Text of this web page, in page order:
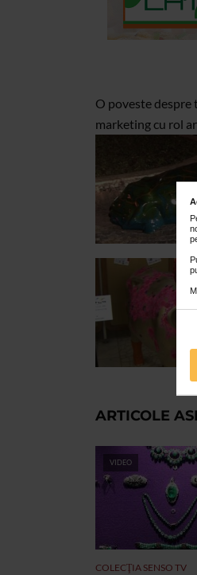
O poveste despre
marketing cu rol
ARTICOLE
VIDEO
COLECŢIA SENSO TV